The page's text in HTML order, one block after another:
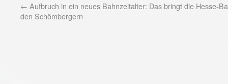
← Aufbruch in ein neues Bahnzeitalter: Das bringt die Hesse-
den Schömbergern